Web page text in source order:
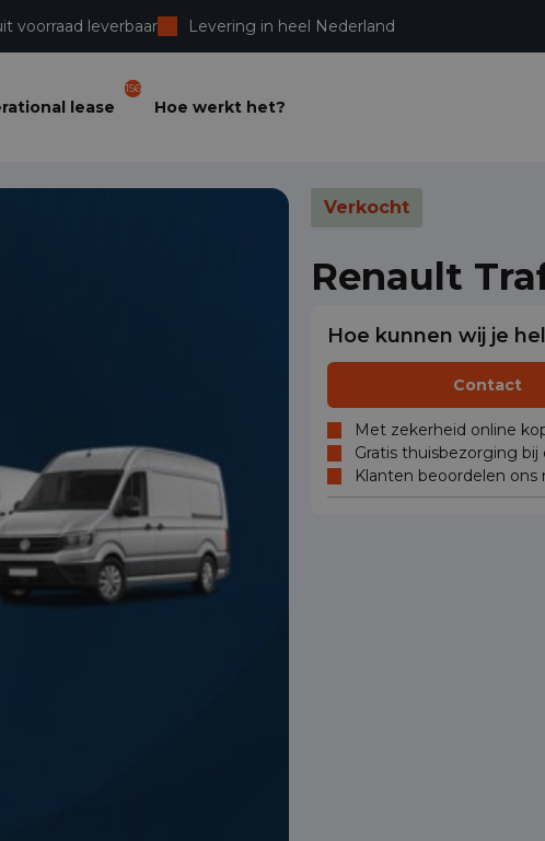
voorraad leverbaar Levering in heel Nederland
lease
156
Hoe werkt het?
Verkocht
Renault
Hoe kunnen wij je
Contact
Met zekerheid online
Gratis thuisbezorging bij
Klanten beoordelen